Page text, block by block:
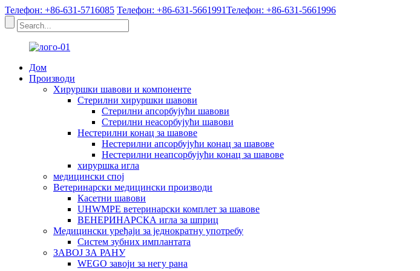
Телефон: +86-631-5716085 Телефон: +86-631-5661991Телефон: +86-631-5661996
Дом
Производи
Хируршки шавови и компоненте
Стерилни хируршки шавови
Стерилни апсорбујући шавови
Стерилни неасорбујући шавови
Нестерилни конац за шавове
Нестерилни апсорбујући конац за шавове
Нестерилни неапсорбујући конац за шавове
хируршка игла
медицински спој
Ветеринарски медицински производи
Касетни шавови
UHWMPE ветеринарски комплет за шавове
ВЕНЕРИНАРСКА игла за шприц
Медицински уређаји за једнократну употребу
Систем зубних имплантата
ЗАВОЈ ЗА РАНУ
WEGO завоји за негу рана